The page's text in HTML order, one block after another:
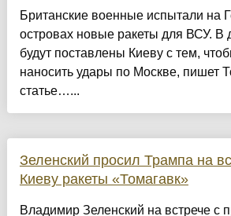
Британские военные испытали на
островах новые ракеты для ВСУ. В
будут поставлены Киеву с тем,
наносить удары по Москве, пишет
статье…...
Зеленский просил Трампа на
Киеву ракеты «Томагавк»
Владимир Зеленский на встрече